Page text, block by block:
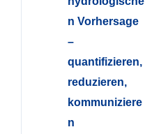
n Vorhersage
–
quantifizieren,
reduzieren,
kommuniziere
n